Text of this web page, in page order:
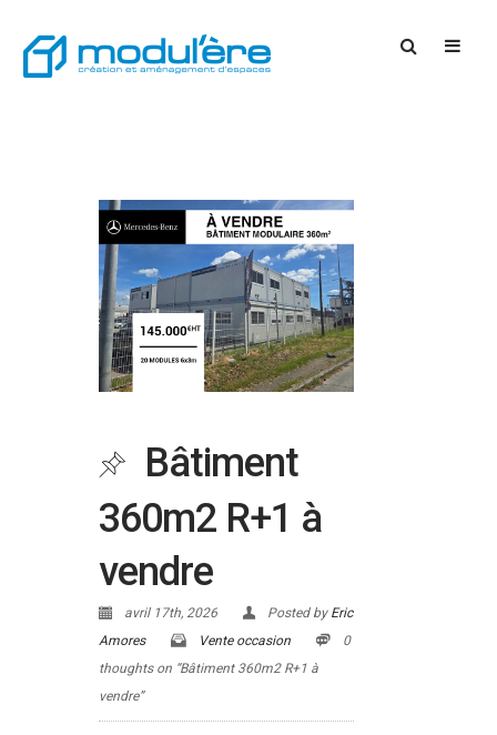
Bâtiment
360m2 R+1 à
vendre
avril 17th, 2026 Posted by Eric
Amores
Vente occasion
0
thoughts on “Bâtiment 360m2 R+1 à
vendre”